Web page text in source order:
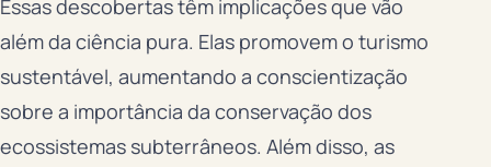
Essas descobertas têm implicações que vão
além da ciência pura. Elas promovem o turismo
sustentável, aumentando a conscientização
sobre a importância da conservação dos
ecossistemas subterrâneos. Além disso, as